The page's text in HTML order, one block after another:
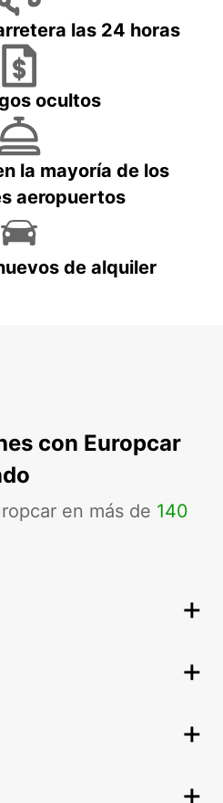
las 24 horas
ocultos
la mayoría de los
aeropuertos
de alquiler
con Europcar
en más de 140